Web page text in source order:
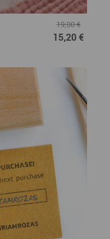
19,00 €
15,20 €